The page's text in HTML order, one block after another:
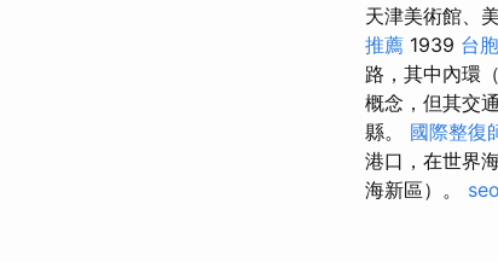
天津美術館、
推薦 1939 台
路，其中內環
概念，但其交
縣。 國際整復
港口，在世界
海新區）。